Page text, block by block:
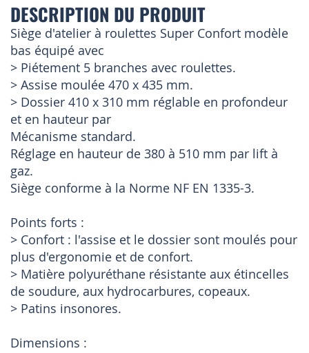
DESCRIPTION DU PRODUIT
Siège d'atelier à roulettes Super Confort modèle
bas équipé avec
> Piétement 5 branches avec roulettes.
> Assise moulée 470 x 435 mm.
> Dossier 410 x 310 mm réglable en profondeur
et en hauteur par
Mécanisme standard.
Réglage en hauteur de 380 à 510 mm par lift à
gaz.
Siège conforme à la Norme NF EN 1335-3.
Points forts :
> Confort : l'assise et le dossier sont moulés pour
plus d'ergonomie et de confort.
> Matière polyuréthane résistante aux étincelles
de soudure, aux hydrocarbures, copeaux.
> Patins insonores.
Dimensions :